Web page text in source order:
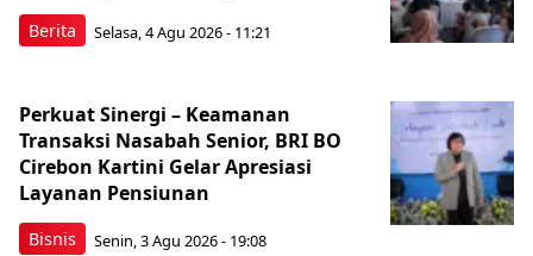
Berita Selasa, 4 Agu 2026 - 11:21
Bisnis
Perkuat Sinergi – Keamanan
Transaksi Nasabah Senior, BRI BO
Cirebon Kartini Gelar Apresiasi
Layanan Pensiunan
Senin, 3 Agu 2026 - 19:08